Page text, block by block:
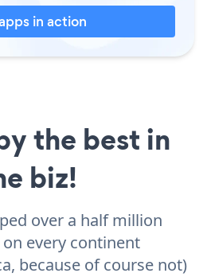
in action
the best in
biz!
over a half million
every continent
because of course not)